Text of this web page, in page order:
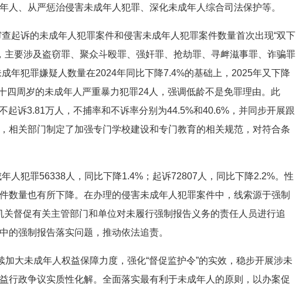
人、从严惩治侵害未成年人犯罪、深化未成年人综合司法保护等。
起诉的未成年人犯罪案件和侵害未成年人犯罪案件数量首次出现“双下
主要涉及盗窃罪、聚众斗殴罪、强奸罪、抢劫罪、寻衅滋事罪、诈骗罪
年犯罪嫌疑人数量在2024年同比下降7.4%的基础上，2025年又下降
四周岁的未成年人严重暴力犯罪24人，强调低龄不是免罪理由。此
起诉3.81万人，不捕率和不诉率分别为44.5%和40.6%，并同步开展跟
相关部门制定了加强专门学校建设和专门教育的相关规范，对符合条
人犯罪56338人，同比下降1.4%；起诉72807人，同比下降2.2%。性
数量也有所下降。在办理的侵害未成年人犯罪案件中，线索源于强制
督促有关主管部门和单位对未履行强制报告义务的责任人员进行追
的强制报告落实问题，推动依法追责。
加大未成年人权益保障力度，强化“督促监护令”的实效，稳步开展涉未
行政争议实质性化解。全面落实最有利于未成年人的原则，以办案促